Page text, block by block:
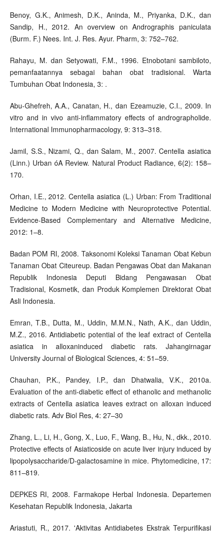
Benoy, G.K., Animesh, D.K., Aninda, M., Priyanka, D.K., dan
Sandip, H., 2012. An overview on Andrographis paniculata
(Burm. F.) Nees. Int. J. Res. Ayur. Pharm, 3: 752–762.
Rahayu, M. dan Setyowati, F.M., 1996. Etnobotani sambiloto,
pemanfaatannya sebagai bahan obat tradisional. Warta
Tumbuhan Obat Indonesia, 3: .
Abu-Ghefreh, A.A., Canatan, H., dan Ezeamuzie, C.I., 2009. In
vitro and in vivo anti-inflammatory effects of andrographolide.
International Immunopharmacology, 9: 313–318.
Jamil, S.S., Nizami, Q., dan Salam, M., 2007. Centella asiatica
(Linn.) Urban óA Review. Natural Product Radiance, 6(2): 158–
170.
Orhan, I.E., 2012. Centella asiatica (L.) Urban: From Traditional
Medicine to Modern Medicine with Neuroprotective Potential.
Evidence-Based Complementary and Alternative Medicine,
2012: 1–8.
Badan POM RI, 2008. Taksonomi Koleksi Tanaman Obat Kebun
Tanaman Obat Citeureup. Badan Pengawas Obat dan Makanan
Republik Indonesia Deputi Bidang Pengawasan Obat
Tradisional, Kosmetik, dan Produk Komplemen Direktorat Obat
Asli Indonesia.
Emran, T.B., Dutta, M., Uddin, M.M.N., Nath, A.K., dan Uddin,
M.Z., 2016. Antidiabetic potential of the leaf extract of Centella
asiatica in alloxaninduced diabetic rats. Jahangirnagar
University Journal of Biological Sciences, 4: 51–59.
Chauhan, P.K., Pandey, I.P., dan Dhatwalia, V.K., 2010a.
Evaluation of the anti-diabetic effect of ethanolic and methanolic
extracts of Centella asiatica leaves extract on alloxan induced
diabetic rats. Adv Biol Res, 4: 27–30
Zhang, L., Li, H., Gong, X., Luo, F., Wang, B., Hu, N., dkk., 2010.
Protective effects of Asiaticoside on acute liver injury induced by
lipopolysaccharide/D-galactosamine in mice. Phytomedicine, 17:
811–819.
DEPKES RI, 2008. Farmakope Herbal Indonesia. Departemen
Kesehatan Republik Indonesia, Jakarta
Ariastuti, R., 2017. 'Aktivitas Antidiabetes Ekstrak Terpurifikasi